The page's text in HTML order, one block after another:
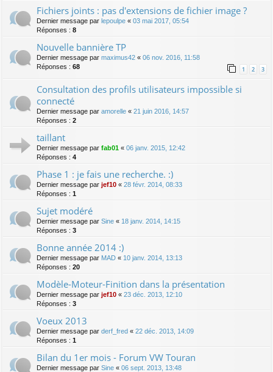
Fichiers joints : pas d'extensions de fichier image ?
Dernier message par lepoulpe « 03 mai 2017, 05:54
Réponses : 8
Nouvelle bannière TP
Dernier message par maximus42 « 06 nov. 2016, 11:58
Réponses : 68 1 2 3
Consultation des profils utilisateurs impossible si
connecté
Dernier message par amorelle « 21 juin 2016, 14:57
Réponses : 2
taillant
Dernier message par fab01 « 06 janv. 2015, 12:42
Réponses : 4
Phase 1 : je fais une recherche. :)
Dernier message par jef10 « 28 févr. 2014, 08:33
Réponses : 1
Sujet modéré
Dernier message par Sine « 18 janv. 2014, 14:15
Réponses : 3
Bonne année 2014 :)
Dernier message par MAD « 10 janv. 2014, 13:13
Réponses : 20
Modèle-Moteur-Finition dans la présentation
Dernier message par jef10 « 23 déc. 2013, 12:10
Réponses : 3
Voeux 2013
Dernier message par derf_fred « 22 déc. 2013, 14:09
Réponses : 1
Bilan du 1er mois - Forum VW Touran
Dernier message par Sine « 06 sept. 2013, 13:48